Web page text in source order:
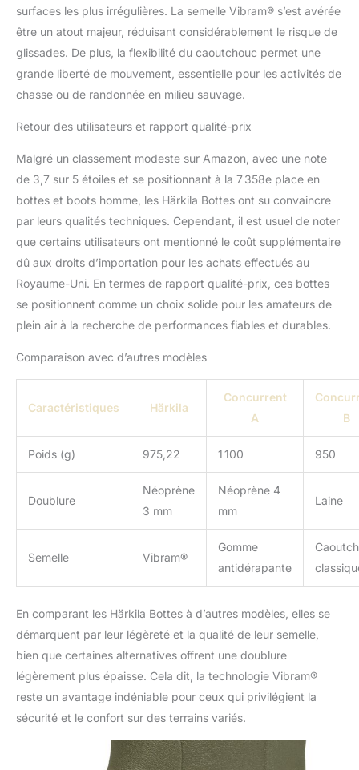
essentiel. Tige : la tige en
fibre de verre est aussi
tige offre un ajustement
idéal et assure la stabilité.
surfaces les plus irrégulières. La semelle Vibram® s’est avérée
être un atout majeur, réduisant considérablement le risque de
glissades. De plus, la flexibilité du caoutchouc permet une
grande liberté de mouvement, essentielle pour les activités de
chasse ou de randonnée en milieu sauvage.
Retour des utilisateurs et rapport qualité-prix
Malgré un classement modeste sur Amazon, avec une note
de 3,7 sur 5 étoiles et se positionnant à la 7 358e place en
bottes et boots homme, les Härkila Bottes ont su convaincre
par leurs qualités techniques. Cependant, il est usuel de noter
que certains utilisateurs ont mentionné le coût supplémentaire
dû aux droits d’importation pour les achats effectués au
Royaume-Uni. En termes de rapport qualité-prix, ces bottes
se positionnent comme un choix solide pour les amateurs de
plein air à la recherche de performances fiables et durables.
Comparaison avec d’autres modèles
Caractéristiques Härkila
Concurrent
A
B
Poids (g) 975,22 1 100 950
Doublure
Néoprène
3 mm
Néoprène 4
mm
Laine
Semelle Vibram®
Gomme
antidérapante
En comparant les Härkila Bottes à d’autres modèles, elles se
démarquent par leur légèreté et la qualité de leur semelle,
bien que certaines alternatives offrent une doublure
légèrement plus épaisse. Cela dit, la technologie Vibram®
reste un avantage indéniable pour ceux qui privilégient la
sécurité et le confort sur des terrains variés.